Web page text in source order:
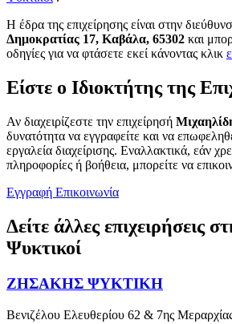
H έδρα της επιχείρησης είναι στην
Δημοκρατίας 17, Καβάλα, 65302 και
οδηγίες για να φτάσετε εκεί κάνοντας κλικ
Είστε ο Ιδιοκτήτης της
Αν διαχειρίζεστε την επιχείρησή
δυνατότητα να εγγραφείτε και να
εργαλεία διαχείρισης. Εναλλακτικά, εάν
πληροφορίες ή βοήθεια, μπορείτε να
Εγγραφή Επικοινωνία
Δείτε άλλες επιχειρήσεις
Ψυκτικοί
ΖΗΣΑΚΗΣ ΨΥΚΤΙΚΗ
Βενιζέλου Ελευθερίου 62 & 7ης